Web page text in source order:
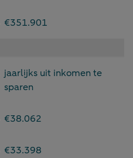
€351.901
jaarlijks uit inkomen te
sparen
€38.062
€33.398